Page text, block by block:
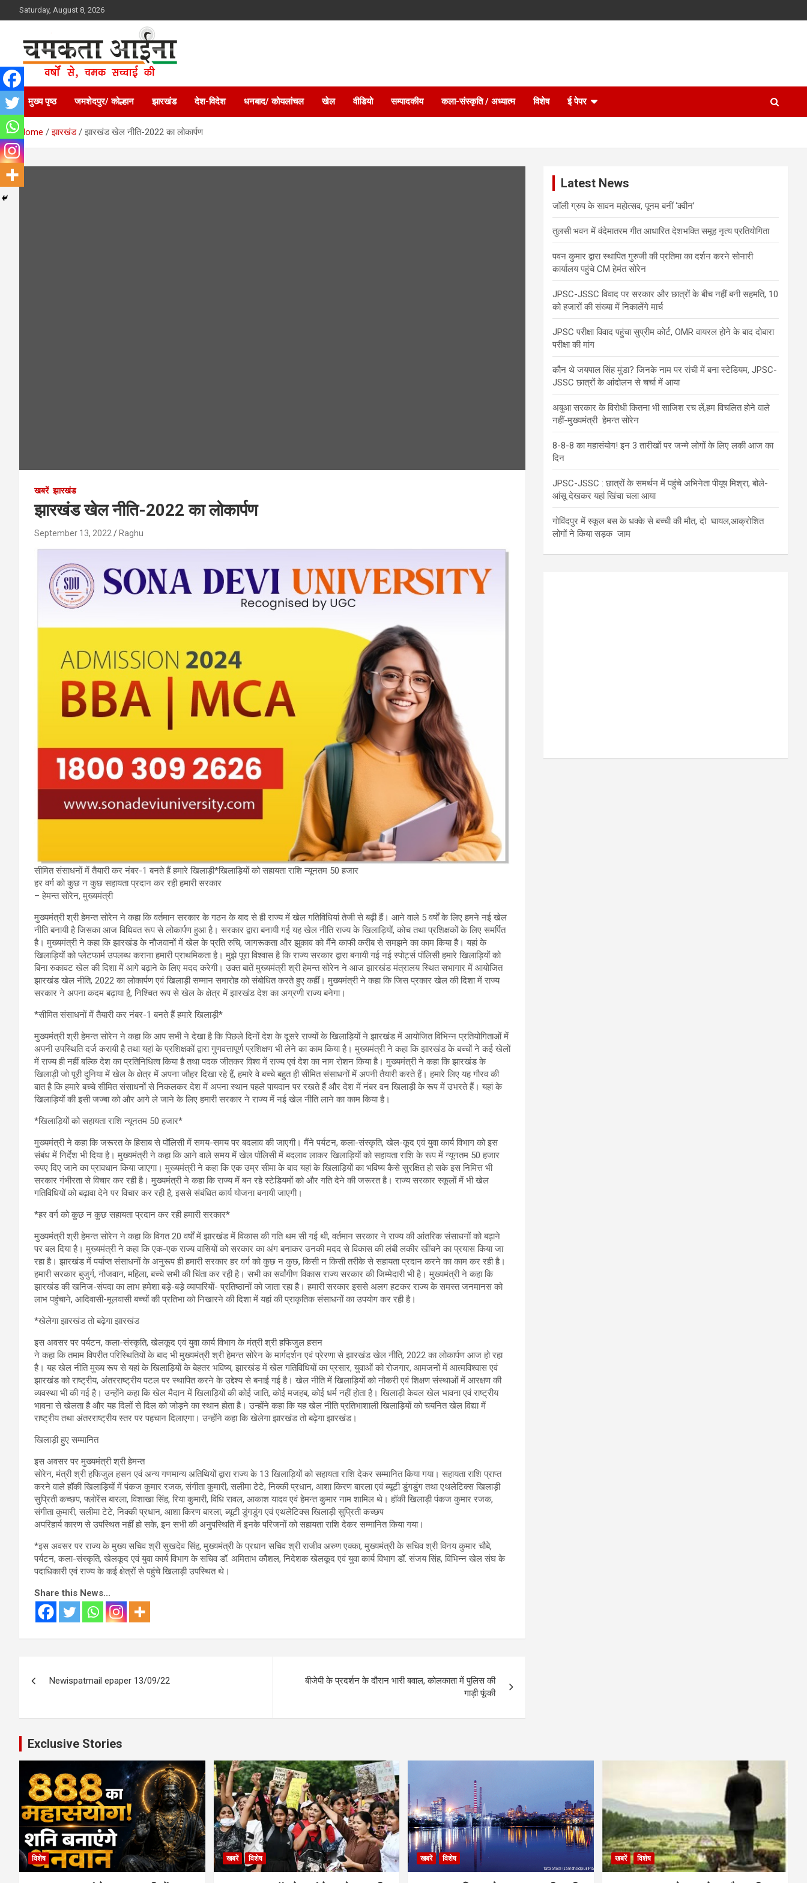
to
Saturday, August 8, 2026
Chamakta Aina
Hindi News Paper – Jharkhand
मुख्य पृष्ठ
जमशेदपुर/ कोल्हान झारखंड देश-विदेश धनबाद/ कोयलांचल खेल वीडियो सम्पादकीय कला-संस्कृति / अध्यात्म विशेष ई पेपर
Home झारखंड झारखंड खेल नीति-2022 का लोकार्पण
खबरें झारखंड
झारखंड खेल नीति-2022 का लोकार्पण
September 13, 2022 Raghu
सीमित संसाधनों में तैयारी कर नंबर-1 बनते हैं हमारे खिलाड़ी*खिलाड़ियों को सहायता राशि न्यूनतम 50 हजार
हर वर्ग को कुछ न कुछ सहायता प्रदान कर रही हमारी सरकार
– हेमन्त सोरेन, मुख्यमंत्री
मुख्यमंत्री श्री हेमन्त सोरेन ने कहा कि वर्तमान सरकार के गठन के बाद से ही राज्य में खेल गतिविधियां तेजी से बढ़ी हैं। आने वाले 5 वर्षों के लिए हमने नई खेल
नीति बनायी है जिसका आज विधिवत रूप से लोकार्पण हुआ है। सरकार द्वारा बनायी गई यह खेल नीति राज्य के खिलाड़ियों, कोच तथा प्रशिक्षकों के लिए समर्पित
है। मुख्यमंत्री ने कहा कि झारखंड के नौजवानों में खेल के प्रति रुचि, जागरूकता और झुकाव को मैंने काफी करीब से समझने का काम किया है। यहां के
खिलाड़ियों को प्लेटफार्म उपलब्ध कराना हमारी प्राथमिकता है। मुझे पूरा विश्वास है कि राज्य सरकार द्वारा बनायी गई नई स्पोर्ट्स पॉलिसी हमारे खिलाड़ियों को
बिना रुकावट खेल की दिशा में आगे बढ़ाने के लिए मदद करेगी। उक्त बातें मुख्यमंत्री श्री हेमन्त सोरेन ने आज झारखंड मंत्रालय स्थित सभागार में आयोजित
झारखंड खेल नीति, 2022 का लोकार्पण एवं खिलाड़ी सम्मान समारोह को संबोधित करते हुए कहीं। मुख्यमंत्री ने कहा कि जिस प्रकार खेल की दिशा में राज्य
सरकार ने अपना कदम बढ़ाया है, निश्चित रूप से खेल के क्षेत्र में झारखंड देश का अग्रणी राज्य बनेगा।
*सीमित संसाधनों में तैयारी कर नंबर-1 बनते हैं हमारे खिलाड़ी*
मुख्यमंत्री श्री हेमन्त सोरेन ने कहा कि आप सभी ने देखा है कि पिछले दिनों देश के दूसरे राज्यों के खिलाड़ियों ने झारखंड में आयोजित विभिन्न प्रतियोगिताओं में
अपनी उपस्थिति दर्ज करायी है तथा यहां के प्रशिक्षकों द्वारा गुणवत्तापूर्ण प्रशिक्षण भी लेने का काम किया है। मुख्यमंत्री ने कहा कि झारखंड के बच्चों ने कई खेलों
में राज्य ही नहीं बल्कि देश का प्रतिनिधित्व किया है तथा पदक जीतकर विश्व में राज्य एवं देश का नाम रोशन किया है। मुख्यमंत्री ने कहा कि झारखंड के
खिलाड़ी जो पूरी दुनिया में खेल के क्षेत्र में अपना जौहर दिखा रहे हैं, हमारे वे बच्चे बहुत ही सीमित संसाधनों में अपनी तैयारी करते हैं। हमारे लिए यह गौरव की
बात है कि हमारे बच्चे सीमित संसाधनों से निकलकर देश में अपना स्थान पहले पायदान पर रखते हैं और देश में नंबर वन खिलाड़ी के रूप में उभरते हैं। यहां के
खिलाड़ियों की इसी जज्बा को और आगे ले जाने के लिए हमारी सरकार ने राज्य में नई खेल नीति लाने का काम किया है।
*खिलाड़ियों को सहायता राशि न्यूनतम 50 हजार*
मुख्यमंत्री ने कहा कि जरूरत के हिसाब से पॉलिसी में समय-समय पर बदलाव की जाएगी। मैंने पर्यटन, कला-संस्कृति, खेल-कूद एवं युवा कार्य विभाग को इस
संबंध में निर्देश भी दिया है। मुख्यमंत्री ने कहा कि आने वाले समय में खेल पॉलिसी में बदलाव लाकर खिलाड़ियों को सहायता राशि के रूप में न्यूनतम 50 हजार
रुपए दिए जाने का प्रावधान किया जाएगा। मुख्यमंत्री ने कहा कि एक उम्र सीमा के बाद यहां के खिलाड़ियों का भविष्य कैसे सुरक्षित हो सके इस निमित्त भी
सरकार गंभीरता से विचार कर रही है। मुख्यमंत्री ने कहा कि राज्य में बन रहे स्टेडियमों को और गति देने की जरूरत है। राज्य सरकार स्कूलों में भी खेल
गतिविधियों को बढ़ावा देने पर विचार कर रही है, इससे संबंधित कार्य योजना बनायी जाएगी।
*हर वर्ग को कुछ न कुछ सहायता प्रदान कर रही हमारी सरकार*
मुख्यमंत्री श्री हेमन्त सोरेन ने कहा कि विगत 20 वर्षों में झारखंड में विकास की गति थम सी गई थी, वर्तमान सरकार ने राज्य की आंतरिक संसाधनों को बढ़ाने
पर बल दिया है। मुख्यमंत्री ने कहा कि एक-एक राज्य वासियों को सरकार का अंग बनाकर उनकी मदद से विकास की लंबी लकीर खींचने का प्रयास किया जा
रहा है। झारखंड में पर्याप्त संसाधनों के अनुरूप ही हमारी सरकार हर वर्ग को कुछ न कुछ, किसी न किसी तरीके से सहायता प्रदान करने का काम कर रही है।
हमारी सरकार बुजुर्ग, नौजवान, महिला, बच्चे सभी की चिंता कर रही है। सभी का सर्वांगीण विकास राज्य सरकार की जिम्मेदारी भी है। मुख्यमंत्री ने कहा कि
झारखंड की खनिज-संपदा का लाभ हमेशा बड़े-बड़े व्यापारियों- प्रतिष्ठानों को जाता रहा है। हमारी सरकार इससे अलग हटकर राज्य के समस्त जनमानस को
लाभ पहुंचाने, आदिवासी-मूलवासी बच्चों की प्रतिभा को निखारने की दिशा में यहां की प्राकृतिक संसाधनों का उपयोग कर रही है।
*खेलेगा झारखंड तो बढ़ेगा झारखंड
इस अवसर पर पर्यटन, कला-संस्कृति, खेलकूद एवं युवा कार्य विभाग के मंत्री श्री हफिजुल हसन
ने कहा कि तमाम विपरीत परिस्थितियों के बाद भी मुख्यमंत्री श्री हेमन्त सोरेन के मार्गदर्शन एवं प्रेरणा से झारखंड खेल नीति, 2022 का लोकार्पण आज हो रहा
है। यह खेल नीति मुख्य रूप से यहां के खिलाड़ियों के बेहतर भविष्य, झारखंड में खेल गतिविधियों का प्रसार, युवाओं को रोजगार, आमजनों में आत्मविश्वास एवं
झारखंड को राष्ट्रीय, अंतरराष्ट्रीय पटल पर स्थापित करने के उद्देश्य से बनाई गई है। खेल नीति में खिलाड़ियों को नौकरी एवं शिक्षण संस्थाओं में आरक्षण की
व्यवस्था भी की गई है। उन्होंने कहा कि खेल मैदान में खिलाड़ियों की कोई जाति, कोई मजहब, कोई धर्म नहीं होता है। खिलाड़ी केवल खेल भावना एवं राष्ट्रीय
भावना से खेलता है और यह दिलों से दिल को जोड़ने का स्थान होता है। उन्होंने कहा कि यह खेल नीति प्रतिभाशाली खिलाड़ियों को चयनित खेल विद्या में
राष्ट्रीय तथा अंतरराष्ट्रीय स्तर पर पहचान दिलाएगा। उन्होंने कहा कि खेलेगा झारखंड तो बढ़ेगा झारखंड।
खिलाड़ी हुए सम्मानित
इस अवसर पर मुख्यमंत्री श्री हेमन्त
सोरेन, मंत्री श्री हफिजुल हसन एवं अन्य गणमान्य अतिथियों द्वारा राज्य के 13 खिलाड़ियों को सहायता राशि देकर सम्मानित किया गया। सहायता राशि प्राप्त
करने वाले हॉकी खिलाड़ियों में पंकज कुमार रजक, संगीता कुमारी, सलीमा टेटे, निक्की प्रधान, आशा किरण बारला एवं ब्यूटी डुंगडुंग तथा एथलेटिक्स खिलाड़ी
सुप्रिती कच्छप, फ्लोरेंस बारला, विशाखा सिंह, रिया कुमारी, विधि रावल, आकाश यादव एवं हेमन्त कुमार नाम शामिल थे। हॉकी खिलाड़ी पंकज कुमार रजक,
संगीता कुमारी, सलीमा टेटे, निक्की प्रधान, आशा किरण बारला, ब्यूटी डुंगडुंग एवं एथलेटिक्स खिलाड़ी सुप्रिती कच्छप
अपरिहार्य कारण से उपस्थित नहीं हो सके, इन सभी की अनुपस्थिति में इनके परिजनों को सहायता राशि देकर सम्मानित किया गया।
*इस अवसर पर राज्य के मुख्य सचिव श्री सुखदेव सिंह, मुख्यमंत्री के प्रधान सचिव श्री राजीव अरुण एक्का, मुख्यमंत्री के सचिव श्री विनय कुमार चौबे,
पर्यटन, कला-संस्कृति, खेलकूद एवं युवा कार्य विभाग के सचिव डॉ. अमिताभ कौशल, निदेशक खेलकूद एवं युवा कार्य विभाग डॉ. संजय सिंह, विभिन्न खेल संघ के
पदाधिकारी एवं राज्य के कई क्षेत्रों से पहुंचे खिलाड़ी उपस्थित थे।
Share this News...
navigation
Newispatmail epaper 13/09/22
बीजेपी के प्रदर्शन के दौरान भारी बवाल, कोलकाता में पुलिस की
गाड़ी फूंकी
Latest News
जॉली ग्रुप के सावन महोत्सव, पूनम बनीं ‘क्वीन’
तुलसी भवन में वंदेमातरम गीत आधारित देशभक्ति समूह नृत्य प्रतियोगिता
पवन कुमार द्वारा स्थापित गुरुजी की प्रतिमा का दर्शन करने सोनारी
कार्यालय पहुंचे CM हेमंत सोरेन
JPSC-JSSC विवाद पर सरकार और छात्रों के बीच नहीं बनी सहमति, 10
को हजारों की संख्या में निकालेंगे मार्च
JPSC परीक्षा विवाद पहुंचा सुप्रीम कोर्ट, OMR वायरल होने के बाद दोबारा
परीक्षा की मांग
कौन थे जयपाल सिंह मुंडा? जिनके नाम पर रांची में बना स्टेडियम, JPSC-
JSSC छात्रों के आंदोलन से चर्चा में आया
अबुआ सरकार के विरोधी कितना भी साजिश रच लें,हम विचलित होने वाले
नहीं-मुख्यमंत्री हेमन्त सोरेन
8-8-8 का महासंयोग! इन 3 तारीखों पर जन्मे लोगों के लिए लकी आज का
दिन
JPSC-JSSC : छात्रों के समर्थन में पहुंचे अभिनेता पीयूष मिश्रा, बोले-
आंसू देखकर यहां खिंचा चला आया
गोविंदपुर में स्कूल बस के धक्के से बच्ची की मौत, दो घायल,आक्रोशित
लोगों ने किया सड़क जाम
Exclusive Stories
विशेष खबरें विशेष खबरें विशेष खबरें विशेष